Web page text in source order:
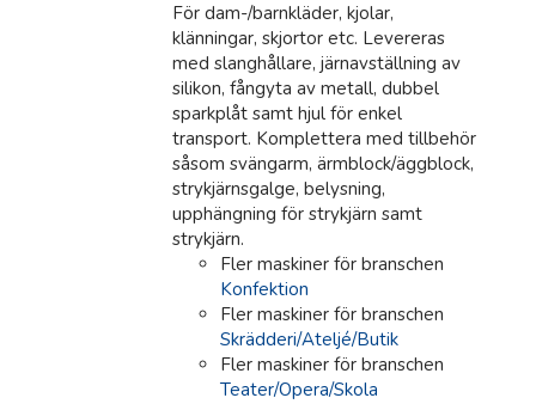
För dam-/barnkläder, kjolar,
klänningar, skjortor etc. Levereras
med slanghållare, järnavställning av
silikon, fångyta av metall, dubbel
sparkplåt samt hjul för enkel
transport. Komplettera med tillbehör
såsom svängarm, ärmblock/äggblock,
strykjärnsgalge, belysning,
upphängning för strykjärn samt
strykjärn.
Fler maskiner för branschen
Konfektion
Fler maskiner för branschen
Skrädderi/Ateljé/Butik
Fler maskiner för branschen
Teater/Opera/Skola